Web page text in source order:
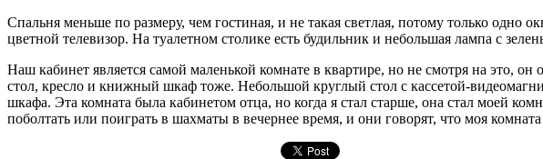
Спальня меньше по размеру, чем гостиная, и не такая светлая, потому только
цветной телевизор. На туалетном столике есть будильник и небольшая лампа с
Наш кабинет является самой маленькой комнате в квартире, но не смотря на это,
стол, кресло и книжный шкаф тоже. Небольшой круглый стол с кассетой-
шкафа. Эта комната была кабинетом отца, но когда я стал старше, она стал моей
поболтать или поиграть в шахматы в вечернее время, и они говорят, что моя